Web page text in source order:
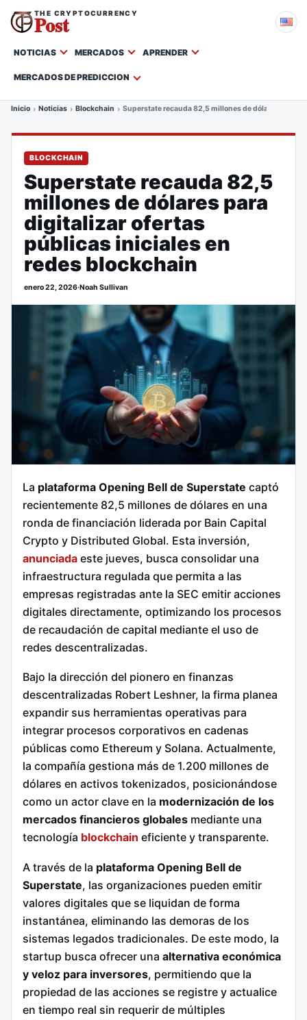
THE CRYPTOCURRENCY
Post
NOTICIAS MERCADOS APRENDER
MERCADOS DE PREDICCION
Inicio Noticias Blockchain Superstate recauda 82,5 millones de dólares para
BLOCKCHAIN
Superstate recauda 82,5
millones de dólares para
digitalizar ofertas
públicas iniciales en
redes blockchain
enero 22, 2026·Noah Sullivan
La plataforma Opening Bell de Superstate captó
recientemente 82,5 millones de dólares en una
ronda de financiación liderada por Bain Capital
Crypto y Distributed Global. Esta inversión,
anunciada este jueves, busca consolidar una
infraestructura regulada que permita a las
empresas registradas ante la SEC emitir acciones
digitales directamente, optimizando los procesos
de recaudación de capital mediante el uso de
redes descentralizadas.
Bajo la dirección del pionero en finanzas
descentralizadas Robert Leshner, la firma planea
expandir sus herramientas operativas para
integrar procesos corporativos en cadenas
públicas como Ethereum y Solana. Actualmente,
la compañía gestiona más de 1.200 millones de
dólares en activos tokenizados, posicionándose
como un actor clave en la modernización de los
mercados financieros globales mediante una
tecnología blockchain eficiente y transparente.
A través de la plataforma Opening Bell de
Superstate, las organizaciones pueden emitir
valores digitales que se liquidan de forma
instantánea, eliminando las demoras de los
sistemas legados tradicionales. De este modo, la
startup busca ofrecer una alternativa económica
y veloz para inversores, permitiendo que la
propiedad de las acciones se registre y actualice
en tiempo real sin requerir de múltiples